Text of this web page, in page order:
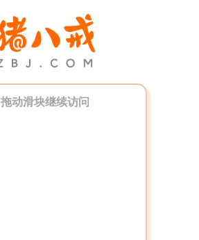
拖动滑块继续访问